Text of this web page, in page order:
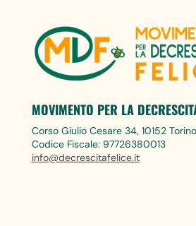
MOVIMENTO PER LA
Corso Giulio Cesare 34, 10152 Torino
Codice Fiscale: 97726380013
info@decrescitafelice.it